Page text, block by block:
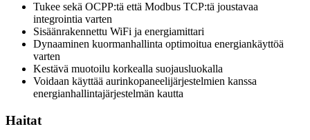
Tukee sekä OCPP:tä että Modbus TCP:tä joustavaa
integrointia varten
Sisäänrakennettu WiFi ja energiamittari
Dynaaminen kuormanhallinta optimoitua energiankäyttöä
varten
Kestävä muotoilu korkealla suojausluokalla
Voidaan käyttää aurinkopaneelijärjestelmien kanssa
energianhallintajärjestelmän kautta
Haitat